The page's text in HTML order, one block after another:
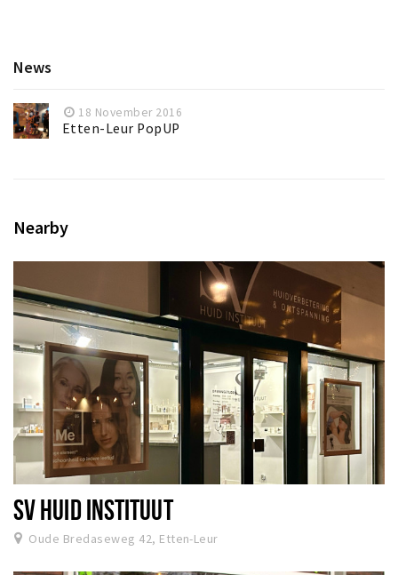
News
18 November 2016
Etten-Leur PopUP
Nearby
SV HUID INSTITUUT
Oude Bredaseweg 42, Etten-Leur